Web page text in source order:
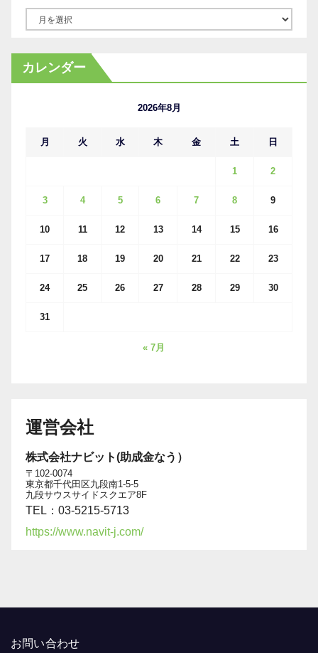
カ
イ
カレンダー
2026年8月
月 火 水 木 金 土 日
1 2
3 4 5 6 7 8 9
10 11 12 13 14 15 16
17 18 19 20 21 22 23
24 25 26 27 28 29 30
31
« 7月
運営会社
株式会社ナビット(助成金なう）
〒102-0074
東京都千代田区九段南1-5-5
九段サウスサイドスクエア8F
TEL：03-5215-5713
https://www.navit-j.com/
お問い合わせ